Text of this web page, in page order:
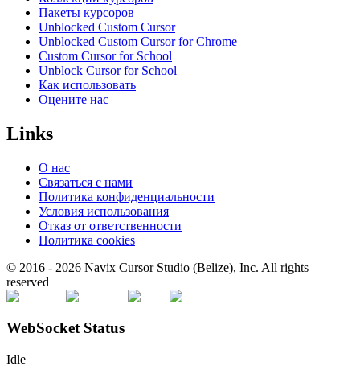
Пакеты курсоров
Unblocked Custom Cursor
Unblocked Custom Cursor for Chrome
Custom Cursor for School
Unblock Cursor for School
Как использовать
Оцените нас
Links
О нас
Связаться с нами
Политика конфиденциальности
Условия использования
Отказ от ответственности
Политика cookies
© 2016 - 2026 Navix Cursor Studio (Belize), Inc. All rights
reserved
WebSocket Status
Idle